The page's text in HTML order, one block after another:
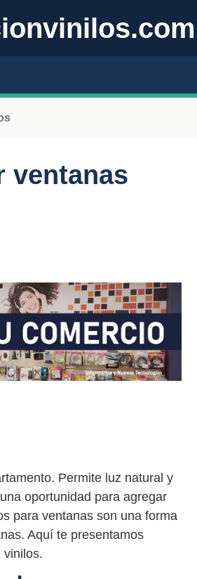
ventanas
Permite luz natural y
oportunidad para agregar
para ventanas son una forma
Aquí te presentamos
vinilos.